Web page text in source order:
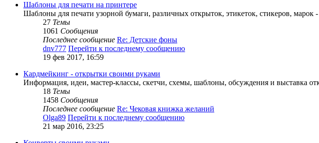
Шаблоны для печати на принтере
Шаблоны для печати узорной бумаги, различных открыток, этикеток, стикеров,
27 Темы
1061 Сообщения
Последнее сообщение Re: Детские фоны
dnv777 Перейти к последнему сообщению
19 фев 2017, 16:59
Кардмейкинг - открытки своими руками
Информация, идеи, мастер-классы, скетчи, схемы, шаблоны, обсуждения и выставка
18 Темы
1458 Сообщения
Последнее сообщение Re: Чековая книжка желаний
Olga89 Перейти к последнему сообщению
21 мар 2016, 23:25